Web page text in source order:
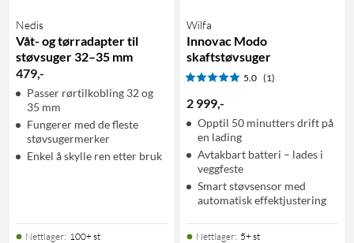
Nedis
Våt- og tørradapter til
støvsuger 32–35 mm
479,-
Passer rørtilkobling 32 og
35 mm
Fungerer med de fleste
støvsugermerker
Enkel å skylle ren etter bruk
Nettlager: 100+ st
Wilfa
Innovac Modo
skaftstøvsuger
5.0 (1)
2 999,-
Opptil 50 minutters drift på
en lading
Avtakbart batteri – lades i
veggfeste
Smart støvsensor med
automatisk effektjustering
Nettlager: 5+ st